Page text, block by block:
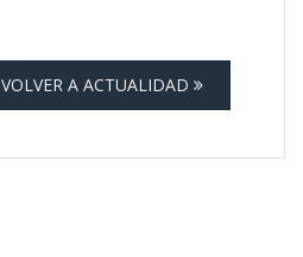
VOLVER A ACTUALIDAD